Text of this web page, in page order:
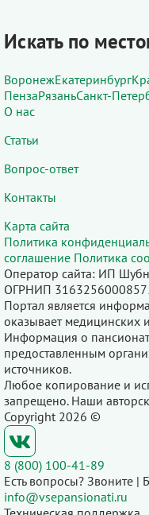
Искать по
ВоронежЕкатеринбург
ПензаРязаньСанкт-
О нас
Статьи
Вопрос-ответ
Контакты
Карта сайта
Политика
соглашение Политика
Оператор сайта: ИП
ОГРНИП
Портал является
оказывает медицинских
Информация о
предоставленным
источников.
Любое копирование и
запрещено. Наши
Copyright 2026 ©
8 (800) 100-41-89
Есть вопросы? Звоните |
info@vsepansionati.ru